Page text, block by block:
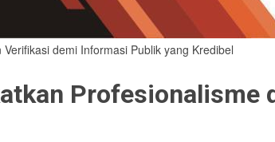
demi Informasi Publik yang Kredibel
Profesionalisme